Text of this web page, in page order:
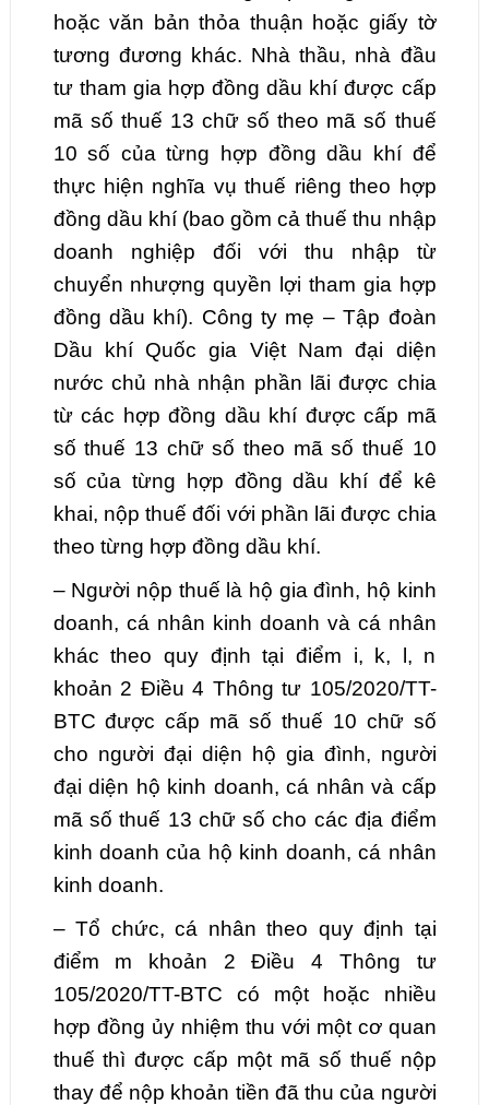
hoặc văn bản thỏa thuận hoặc giấy tờ
tương đương khác. Nhà thầu, nhà đầu
tư tham gia hợp đồng dầu khí được cấp
mã số thuế 13 chữ số theo mã số thuế
10 số của từng hợp đồng dầu khí để
thực hiện nghĩa vụ thuế riêng theo hợp
đồng dầu khí (bao gồm cả thuế thu nhập
doanh nghiệp đối với thu nhập từ
chuyển nhượng quyền lợi tham gia hợp
đồng dầu khí). Công ty mẹ – Tập đoàn
Dầu khí Quốc gia Việt Nam đại diện
nước chủ nhà nhận phần lãi được chia
từ các hợp đồng dầu khí được cấp mã
số thuế 13 chữ số theo mã số thuế 10
số của từng hợp đồng dầu khí để kê
khai, nộp thuế đối với phần lãi được chia
theo từng hợp đồng dầu khí.
– Người nộp thuế là hộ gia đình, hộ kinh
doanh, cá nhân kinh doanh và cá nhân
khác theo quy định tại điểm i, k, l, n
khoản 2 Điều 4 Thông tư 105/2020/TT-
BTC được cấp mã số thuế 10 chữ số
cho người đại diện hộ gia đình, người
đại diện hộ kinh doanh, cá nhân và cấp
mã số thuế 13 chữ số cho các địa điểm
kinh doanh của hộ kinh doanh, cá nhân
kinh doanh.
– Tổ chức, cá nhân theo quy định tại
điểm m khoản 2 Điều 4 Thông tư
105/2020/TT-BTC có một hoặc nhiều
hợp đồng ủy nhiệm thu với một cơ quan
thuế thì được cấp một mã số thuế nộp
thay để nộp khoản tiền đã thu của người